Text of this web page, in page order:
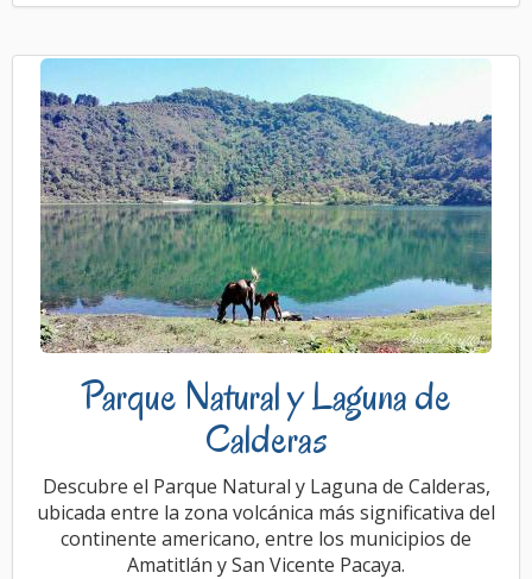
Parque Natural y Laguna de
Calderas
Descubre el Parque Natural y Laguna de Calderas,
ubicada entre la zona volcánica más significativa del
continente americano, entre los municipios de
Amatitlán y San Vicente Pacaya.